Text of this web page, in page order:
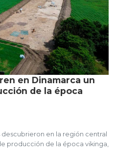
en Dinamarca un
de la época
en la región central
producción de la época vikinga,